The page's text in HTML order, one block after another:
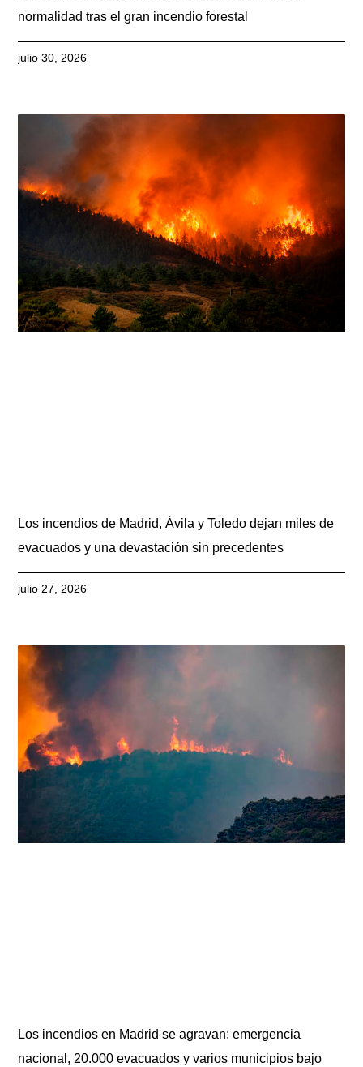
normalidad tras el gran incendio forestal
julio 30, 2026
Los incendios de Madrid, Ávila y Toledo dejan miles de
evacuados y una devastación sin precedentes
julio 27, 2026
Los incendios en Madrid se agravan: emergencia
nacional, 20.000 evacuados y varios municipios bajo